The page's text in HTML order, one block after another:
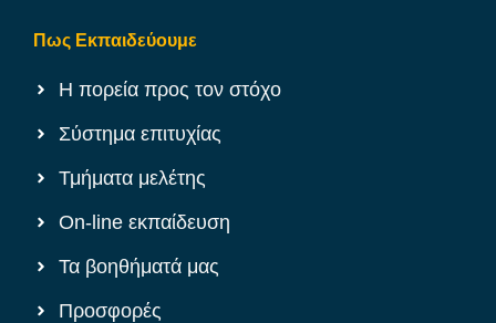
Πως Εκπαιδεύουμε
Η πορεία προς τον στόχο
Σύστημα επιτυχίας
Τμήματα μελέτης
On-line εκπαίδευση
Τα βοηθήματά μας
Προσφορές